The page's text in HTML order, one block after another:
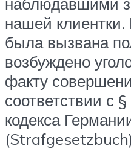
нашей
была вызвана
возбуждено
факту
соответствии с
кодекса